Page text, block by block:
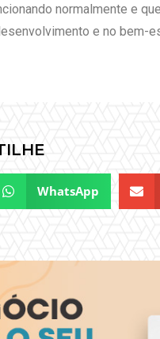
normalmente e
e no bem-
WhatsApp